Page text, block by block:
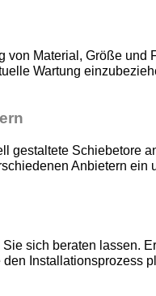
Material, Größe
Wartung
gestaltete Schiebetore
Anbietern
sich beraten lassen.